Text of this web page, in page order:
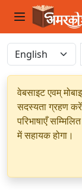
वेबसाइट एवम्
सदस्यता ग्रहण
परिभाषाएँ
में सहायक होगा।